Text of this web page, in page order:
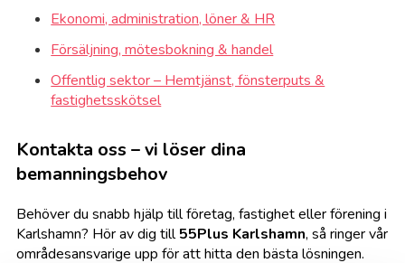
Ekonomi, administration, löner & HR
Försäljning, mötesbokning & handel
Offentlig sektor – Hemtjänst, fönsterputs &
fastighetsskötsel
Kontakta oss – vi löser dina
bemanningsbehov
Behöver du snabb hjälp till företag, fastighet eller förening i
Karlshamn? Hör av dig till55Plus Karlshamn, så ringer vår
områdesansvarige upp för att hitta den bästa lösningen.